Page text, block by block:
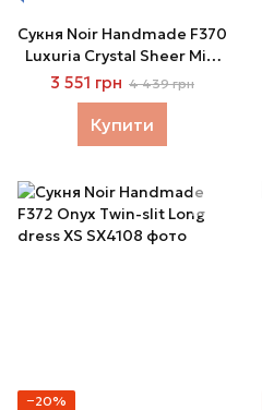
Сукня Noir Handmade F370
Luxuria Crystal Sheer Mini
Dress L
3 551 грн 4 439 грн
Купити
−20%